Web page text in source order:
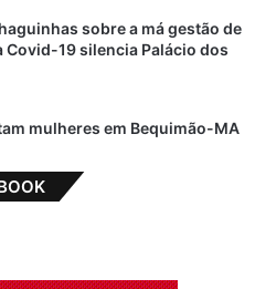
destaque
sobre a má gestão de
Covid-19 silencia Palácio dos
mulheres em Bequimão-MA